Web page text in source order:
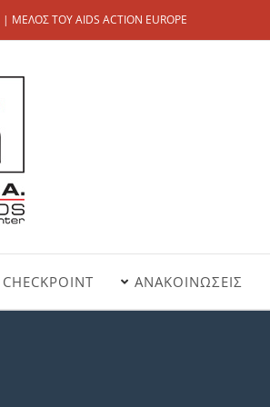
| ΜΕΛΟΣ ΤΟΥ AIDS ACTION EUROPE
ΑΝΑΚΟΙΝΩΣΕΙΣ